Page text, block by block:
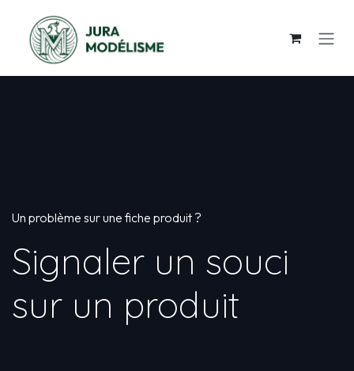
Un problème sur une fiche produit ?
Signaler un souci
sur un produit